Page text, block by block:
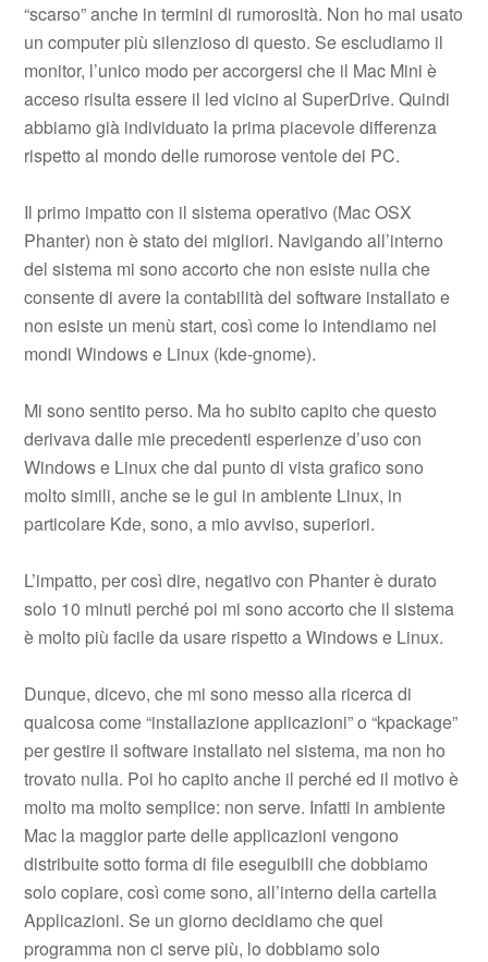
“scarso” anche in termini di rumorosità. Non ho mai usato
un computer più silenzioso di questo. Se escludiamo il
monitor, l’unico modo per accorgersi che il Mac Mini è
acceso risulta essere il led vicino al SuperDrive. Quindi
abbiamo già individuato la prima piacevole differenza
rispetto al mondo delle rumorose ventole dei PC.
Il primo impatto con il sistema operativo (Mac OSX
Phanter) non è stato dei migliori. Navigando all’interno
del sistema mi sono accorto che non esiste nulla che
consente di avere la contabilità del software installato e
non esiste un menù start, così come lo intendiamo nei
mondi Windows e Linux (kde-gnome).
Mi sono sentito perso. Ma ho subito capito che questo
derivava dalle mie precedenti esperienze d’uso con
Windows e Linux che dal punto di vista grafico sono
molto simili, anche se le gui in ambiente Linux, in
particolare Kde, sono, a mio avviso, superiori.
L’impatto, per così dire, negativo con Phanter è durato
solo 10 minuti perché poi mi sono accorto che il sistema
è molto più facile da usare rispetto a Windows e Linux.
Dunque, dicevo, che mi sono messo alla ricerca di
qualcosa come “installazione applicazioni” o “kpackage”
per gestire il software installato nel sistema, ma non ho
trovato nulla. Poi ho capito anche il perché ed il motivo è
molto ma molto semplice: non serve. Infatti in ambiente
Mac la maggior parte delle applicazioni vengono
distribuite sotto forma di file eseguibili che dobbiamo
solo copiare, così come sono, all’interno della cartella
Applicazioni. Se un giorno decidiamo che quel
programma non ci serve più, lo dobbiamo solo